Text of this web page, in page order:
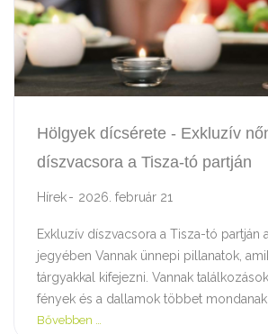
Hölgyek dícsérete - Exkluzív
díszvacsora a Tisza-tó partján
Hírek 2026. február 21
Exkluzív díszvacsora a Tisza-tó partján
jegyében Vannak ünnepi pillanatok,
tárgyakkal kifejezni. Vannak
fények és a dallamok többet
Bővebben …